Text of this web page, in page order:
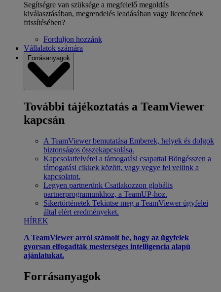
Segítségre van szüksége a megfelelő megoldás
kiválasztásában, megrendelés leadásában vagy licencének
frissítésében?
Forduljon hozzánk
Vállalatok számára
Forrásanyagok
További tájékoztatás a TeamViewer
kapcsán
A TeamViewer bemutatása Emberek, helyek és dolgok
biztonságos összekapcsolása.
Kapcsolatfelvétel a támogatási csapattal Böngésszen a
támogatási cikkek között, vagy vegye fel velünk a
kapcsolatot.
Legyen partnerünk Csatlakozzon globális
partnerprogramunkhoz, a TeamUP-hoz.
Sikertörténetek Tekintse meg a TeamViewer ügyfelei
által elért eredményeket.
HÍREK
A TeamViewer arról számolt be, hogy az ügyfelek
gyorsan elfogadták mesterséges intelligencia alapú
ajánlatukat.
Forrásanyagok